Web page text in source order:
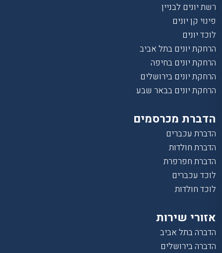
רשת יונים לבניין
פינוי קן יונים
לוכד יונים
הרחקת יונים בתל אביב
הרחקת יונים בחיפה
הרחקת יונים בירושלים
הרחקת יונים בבאר שבע
הדברת מכרסמים
הדברת עכברים
הדברת חולדות
הדברת חפרפרת
לוכד עכברים
לוכד חולדות
אזורי שירות
הדברה בתל אביב
הדברה בירושלים